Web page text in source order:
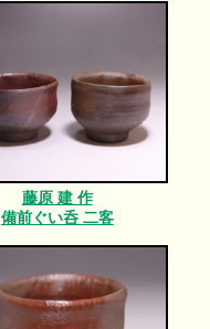
藤原 建 作
備前ぐい呑 二客